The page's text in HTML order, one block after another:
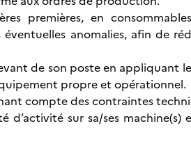
premières, en
anomalies, afin de
de son poste en appliquant
propre et opérationnel.
compte des contraintes
sur sa/ses machine(s)